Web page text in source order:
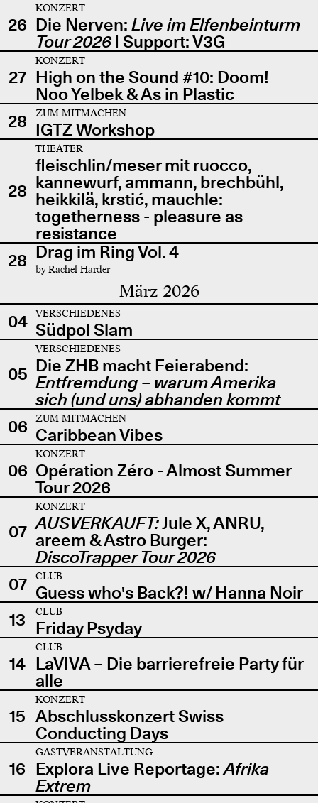
26
KONZERT
Die Nerven: Live im Elfenbeinturm
Tour 2026| Support: V3G
27
KONZERT
High on the Sound #10: Doom!
Noo Yelbek & As in Plastic
28
ZUM MITMACHEN
IGTZ Workshop
28
THEATER
fleischlin/meser mit ruocco,
kannewurf, ammann, brechbühl,
heikkilä, krstić, mauchle:
togetherness - pleasure as
resistance
28 Drag im Ring Vol. 4
by Rachel Harder
März 2026
04 VERSCHIEDENES
Südpol Slam
05
VERSCHIEDENES
Die ZHB macht Feierabend:
Entfremdung – warum Amerika
sich (und uns) abhanden kommt
06
ZUM MITMACHEN
Caribbean Vibes
06
KONZERT
Opération Zéro - Almost Summer
Tour 2026
07
KONZERT
AUSVERKAUFT:Jule X, ANRU,
areem & Astro Burger:
DiscoTrapper Tour 2026
07
CLUB
Guess who's Back?! w/ Hanna Noir
13
CLUB
Friday Psyday
14
CLUB
LaVIVA – Die barrierefreie Party für
alle
15
KONZERT
Abschlusskonzert Swiss
Conducting Days
16
GASTVERANSTALTUNG
Explora Live Reportage:Afrika
Extrem